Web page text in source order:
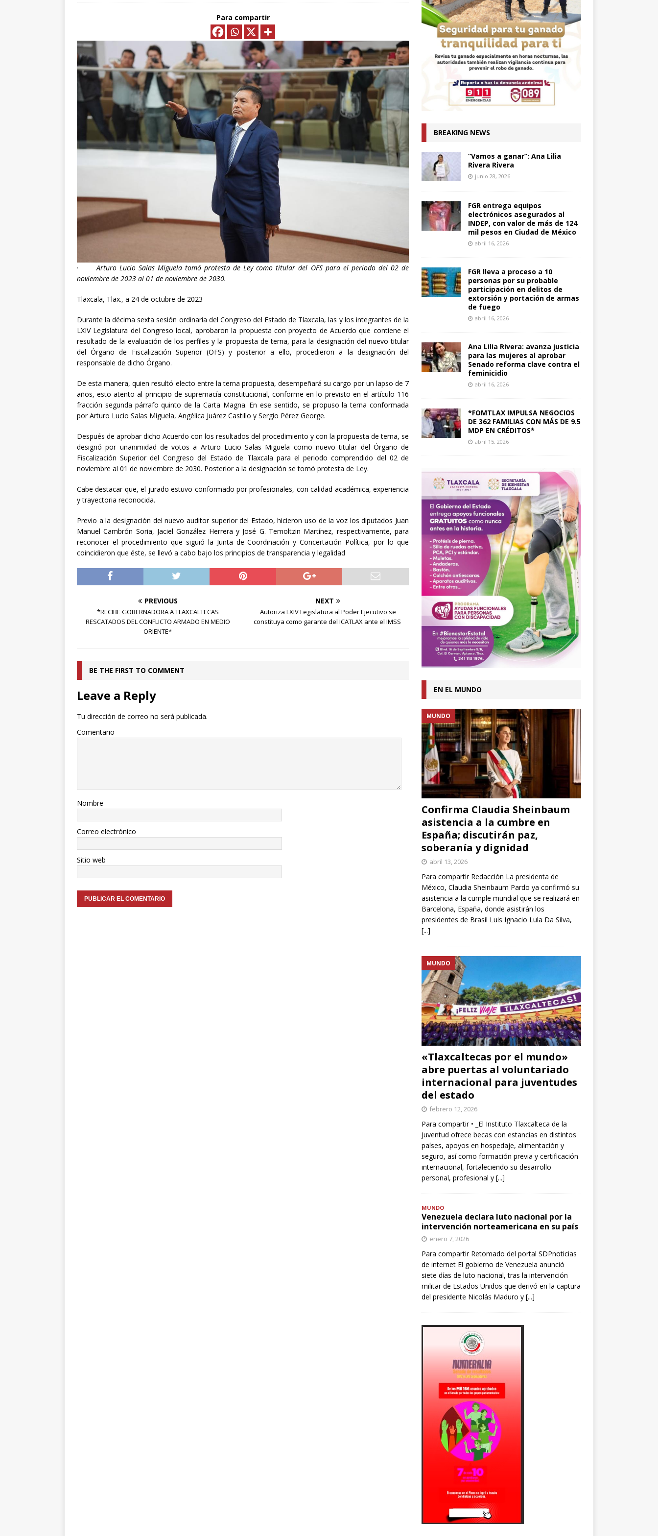
EN CRÉDITOS*
[ abril 15, 2026 ] *PRESIDENTA CLAUDIA SHEINBAUM PRESENTA COMITÉ DE CIENTÍFICOS
Y ESPECIALISTAS QUE ANALIZARÁN LA EXPLOTACIÓN DE GAS NATURAL NO
CONVENCIONAL PARA FORTALECER LA SOBERANÍA ENERGÉTICA*
ECONOMÍA
[ abril 15, 2026 ] Presenta Ray Vázquez iniciativa para proteger a mujeres de violencia
digital con IA
POLÍTICA
[ abril 13, 2026 ] No es tiempo de simulaciones, sino de acompañar a la Presidenta:
Ana Lilia Rivera
[ abril 13, 2026 ]
Confirma Claudia Sheinbaum asistencia a la cumbre en España;
discutirán paz, soberanía y dignidad
CLAUDIA SHEINBAUM Y LORENA CUÉLLAR INAUGURAN UNIVERSIDAD
“ROSARIO CASTELLANOS” EN TEOLOCHOLCO
[ abril 30, 2024 ]
Lotería del Bicentenario del Senado de la República
UNCATEGORIZED
Para compartir
·Arturo Lucio Salas Miguela tomó protesta de Ley como titular del OFS para el periodo del 02 de
noviembre de 2023 al 01 de noviembre de 2030.
Tlaxcala, Tlax., a 24 de octubre de 2023
Durante la décima sexta sesión ordinaria del Congreso del Estado de Tlaxcala, las y los integrantes de la
LXIV Legislatura del Congreso local, aprobaron la propuesta con proyecto de Acuerdo que contiene el
resultado de la evaluación de los perfiles y la propuesta de terna, para la designación del nuevo titular
del Órgano de Fiscalización Superior (OFS) y posterior a ello, procedieron a la designación del
responsable de dicho Órgano.
De esta manera, quien resultó electo entre la terna propuesta, desempeñará su cargo por un lapso de 7
años, esto atento al principio de supremacía constitucional, conforme en lo previsto en el artículo 116
fracción segunda párrafo quinto de la Carta Magna. En ese sentido, se propuso la terna conformada
por Arturo Lucio Salas Miguela, Angélica Juárez Castillo y Sergio Pérez George.
Después de aprobar dicho Acuerdo con los resultados del procedimiento y con la propuesta de terna, se
designó por unanimidad de votos a Arturo Lucio Salas Miguela como nuevo titular del Órgano de
Fiscalización Superior del Congreso del Estado de Tlaxcala para el periodo comprendido del 02 de
noviembre al 01 de noviembre de 2030. Posterior a la designación se tomó protesta de Ley.
Cabe destacar que, el jurado estuvo conformado por profesionales, con calidad académica, experiencia
y trayectoria reconocida.
Previo a la designación del nuevo auditor superior del Estado, hicieron uso de la voz los diputados Juan
Manuel Cambrón Soria, Jaciel González Herrera y José G. Temoltzin Martínez, respectivamente, para
reconocer el procedimiento que siguió la Junta de Coordinación y Concertación Política, por lo que
coincidieron que éste, se llevó a cabo bajo los principios de transparencia y legalidad
PREVIOUS
*RECIBE GOBERNADORA A TLAXCALTECAS
RESCATADOS DEL CONFLICTO ARMADO EN MEDIO
ORIENTE*
NEXT
Autoriza LXIV Legislatura al Poder Ejecutivo se
constituya como garante del ICATLAX ante el IMSS
BE THE FIRST TO COMMENT
Leave a Reply
Tu dirección de correo no será publicada.
Comentario
Nombre
Correo electrónico
Sitio web
BREAKING NEWS
“Vamos a ganar”: Ana Lilia
Rivera Rivera
junio 28, 2026
FGR entrega equipos
electrónicos asegurados al
INDEP, con valor de más de 124
mil pesos en Ciudad de México
abril 16, 2026
FGR lleva a proceso a 10
personas por su probable
participación en delitos de
extorsión y portación de armas
de fuego
abril 16, 2026
Ana Lilia Rivera: avanza justicia
para las mujeres al aprobar
Senado reforma clave contra el
feminicidio
abril 16, 2026
*FOMTLAX IMPULSA NEGOCIOS
DE 362 FAMILIAS CON MÁS DE 9.5
MDP EN CRÉDITOS*
abril 15, 2026
EN EL MUNDO
Confirma Claudia Sheinbaum
asistencia a la cumbre en
España; discutirán paz,
soberanía y dignidad
MUNDO
abril 13, 2026
Para compartir Redacción La presidenta de
México, Claudia Sheinbaum Pardo ya confirmó su
asistencia a la cumple mundial que se realizará en
Barcelona, España, donde asistirán los
presidentes de Brasil Luis Ignacio Lula Da Silva,
[...]
«Tlaxcaltecas por el mundo»
abre puertas al voluntariado
internacional para juventudes
del estado
MUNDO
febrero 12, 2026
Para compartir • _El Instituto Tlaxcalteca de la
Juventud ofrece becas con estancias en distintos
países, apoyos en hospedaje, alimentación y
seguro, así como formación previa y certificación
internacional, fortaleciendo su desarrollo
personal, profesional y [...]
MUNDO
Venezuela declara luto nacional por la
intervención norteamericana en su país
enero 7, 2026
Para compartir Retomado del portal SDPnoticias
de internet El gobierno de Venezuela anunció
siete días de luto nacional, tras la intervención
militar de Estados Unidos que derivó en la captura
del presidente Nicolás Maduro y [...]